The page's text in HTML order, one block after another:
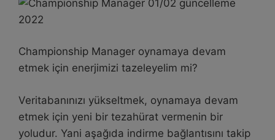
Championship Manager oynamaya devam
etmek için enerjimizi tazeleyelim mi?
Veritabanınızı yükseltmek, oynamaya devam
etmek için yeni bir tezahürat vermenin bir
yoludur. Yani aşağıda indirme bağlantısını takip